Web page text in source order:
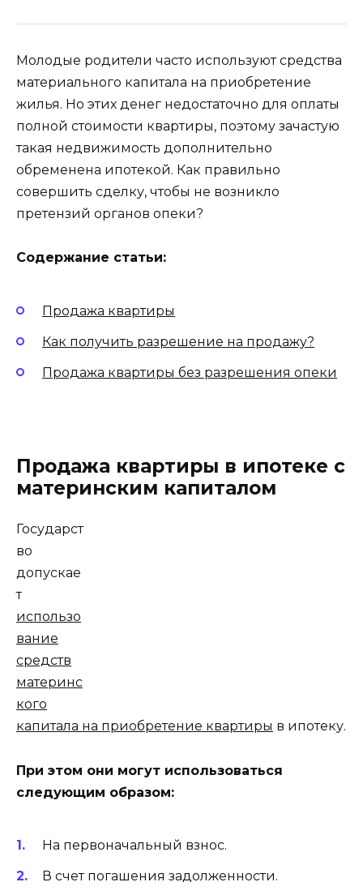
Молодые родители часто используют средства
материального капитала на приобретение
жилья. Но этих денег недостаточно для оплаты
полной стоимости квартиры, поэтому зачастую
такая недвижимость дополнительно
обременена ипотекой. Как правильно
совершить сделку, чтобы не возникло
претензий органов опеки?
Содержание статьи:
Продажа квартиры
Как получить разрешение на продажу?
Продажа квартиры без разрешения опеки
Продажа квартиры в ипотеке с
материнским капиталом
Государст
во
допускае
т
использо
вание
средств
материнс
кого
капитала на приобретение квартиры в ипотеку.
При этом они могут использоваться
следующим образом:
На первоначальный взнос.
В счет погашения задолженности.